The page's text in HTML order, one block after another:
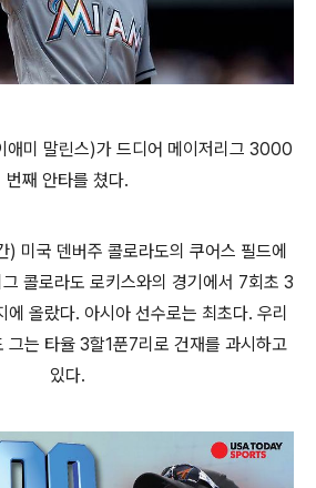
애미 말린스)가 드디어 메이저리그 3000
번째 안타를 쳤다.
) 미국 덴버주 콜로라도의 쿠어스 필드에
콜로라도 로키스와의 경기에서 7회초 3
올랐다. 아시아 선수로는 최초다. 우리
는 타율 3할1푼7리로 건재를 과시하고
있다.